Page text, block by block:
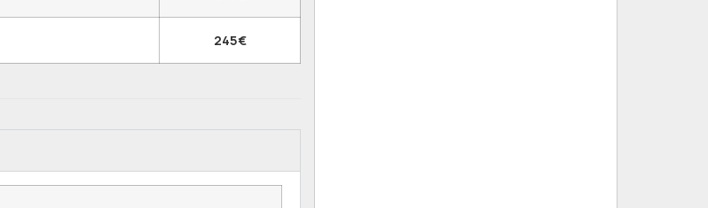
245€